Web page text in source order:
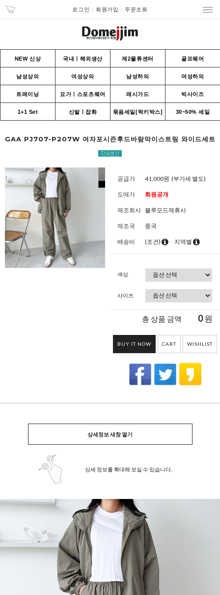
로그인 회원가입 주문조회
NEW 신상 국내ㅣ해외생산 제2물류센터 골프웨어
남성상의 여성상의 남성하의 여성하의
트레이닝 요가ㅣ스포츠웨어 래시가드 빅사이즈
1+1 Set 신발ㅣ잡화 묶음세일[럭키박스] 30~50% 세일
GAA PJ707-P207W 여자포시즌후드바람막이스트링 와이드세트
공급가 41,000원 (부가세 별도)
도매가 회원공개
제조회사 블루모드제휴사
제조국 중국
배송비 (조건) 지역별
색상
사이즈
총 상품 금액 0원
BUY IT NOW CART WISHLIST
상세정보 새창 열기
상세 정보를 확대해 보실 수 있습니다.